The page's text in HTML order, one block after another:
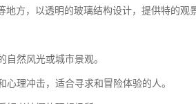
方，以透明的玻璃结构设计，提供特的观
然风光或城市景观。
理冲击，适合寻求和冒险体验的人。